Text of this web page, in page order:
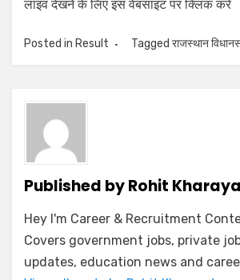
लाइव देखने के लिए इस वेबसाइट पर क्लिक करें
Posted in Result Tagged राजस्थान
Published byRohit
Hey I'm Career & Recruitment
Covers government jobs, private
updates, education news and